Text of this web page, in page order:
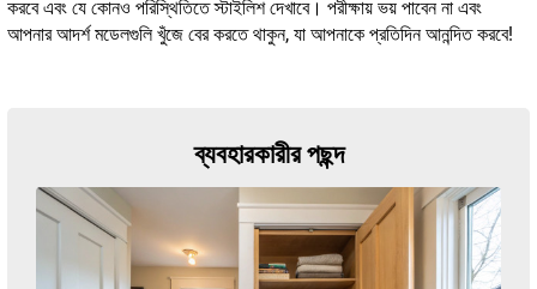
করবে এবং যে কোনও পরিস্থিতিতে স্টাইলিশ দেখাবে। পরীক্ষায় ভয় পাবেন না এবং
আপনার আদর্শ মডেলগুলি খুঁজে বের করতে থাকুন, যা আপনাকে প্রতিদিন আনন্দিত করবে!
ব্যবহারকারীর পছন্দ